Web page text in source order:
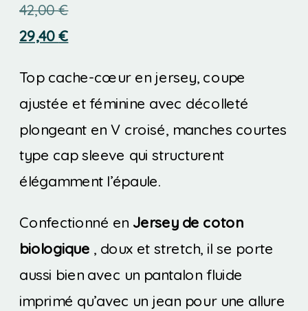
42,00€
29,40€
Top cache-cœur en jersey, coupe
ajustée et féminine avec décolleté
plongeant en V croisé, manches courtes
type cap sleeve qui structurent
élégamment l’épaule.
Confectionné en Jersey de coton
biologique , doux et stretch, il se porte
aussi bien avec un pantalon fluide
imprimé qu’avec un jean pour une allure